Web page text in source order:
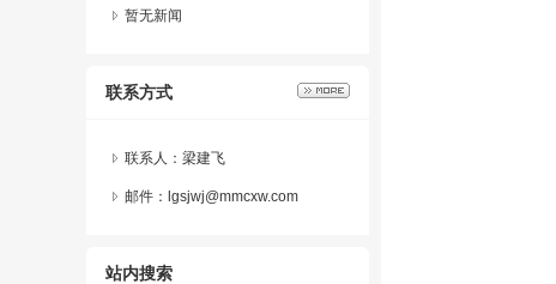
暂无新闻
联系方式
联系人：梁建飞
邮件：lgsjwj@mmcxw.com
站内搜索